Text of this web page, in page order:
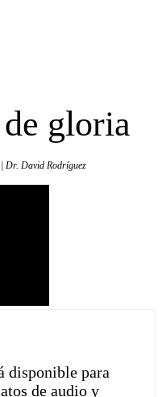
gloria
Dr. David Rodríguez
disponible para
de audio y